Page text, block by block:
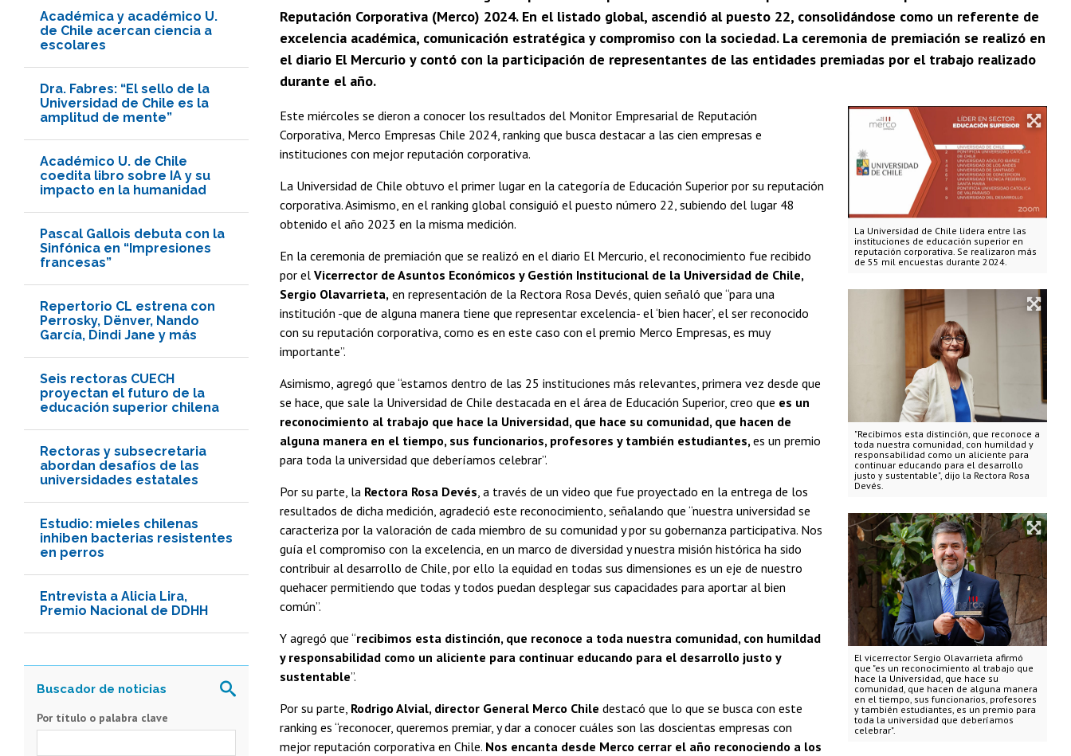
Académica y académico U.
de Chile acercan ciencia a
escolares
Dra. Fabres: “El sello de la
Universidad de Chile es la
amplitud de mente”
Académico U. de Chile
coedita libro sobre IA y su
impacto en la humanidad
Pascal Gallois debuta con la
Sinfónica en “Impresiones
francesas”
Repertorio CL estrena con
Perrosky, Dënver, Nando
García, Dindi Jane y más
Seis rectoras CUECH
proyectan el futuro de la
educación superior chilena
Rectoras y subsecretaria
abordan desafíos de las
universidades estatales
Estudio: mieles chilenas
inhiben bacterias resistentes
en perros
Entrevista a Alicia Lira,
Premio Nacional de DDHH
Reputación Corporativa (Merco) 2024. En el listado global, ascendió al puesto 22, consolidándose como un referente de
excelencia académica, comunicación estratégica y compromiso con la sociedad. La ceremonia de premiación se realizó en
el diario El Mercurio y contó con la participación de representantes de las entidades premiadas por el trabajo realizado
durante el año.
La Universidad de Chile lidera entre las
instituciones de educación superior en
reputación corporativa. Se realizaron más
de 55 mil encuestas durante 2024.
"Recibimos esta distinción, que reconoce a
toda nuestra comunidad, con humildad y
responsabilidad como un aliciente para
continuar educando para el desarrollo
justo y sustentable", dijo la Rectora Rosa
Devés.
El vicerrector Sergio Olavarrieta afirmó
que "es un reconocimiento al trabajo que
hace la Universidad, que hace su
comunidad, que hacen de alguna manera
en el tiempo, sus funcionarios, profesores
y también estudiantes, es un premio para
toda la universidad que deberíamos
celebrar".
Este miércoles se dieron a conocer los resultados del Monitor Empresarial de Reputación
Corporativa, Merco Empresas Chile 2024, ranking que busca destacar a las cien empresas e
instituciones con mejor reputación corporativa.
La Universidad de Chile obtuvo el primer lugar en la categoría de Educación Superior por su reputación
corporativa. Asimismo, en el ranking global consiguió el puesto número 22, subiendo del lugar 48
obtenido el año 2023 en la misma medición.
En la ceremonia de premiación que se realizó en el diario El Mercurio, el reconocimiento fue recibido
por el Vicerrector de Asuntos Económicos y Gestión Institucional de la Universidad de Chile,
Sergio Olavarrieta, en representación de la Rectora Rosa Devés, quien señaló que “para una
institución -que de alguna manera tiene que representar excelencia- el ‘bien hacer’, el ser reconocido
con su reputación corporativa, como es en este caso con el premio Merco Empresas, es muy
importante”.
Asimismo, agregó que “estamos dentro de las 25 instituciones más relevantes, primera vez desde que
se hace, que sale la Universidad de Chile destacada en el área de Educación Superior, creo que es un
reconocimiento al trabajo que hace la Universidad, que hace su comunidad, que hacen de
alguna manera en el tiempo, sus funcionarios, profesores y también estudiantes, es un premio
para toda la universidad que deberíamos celebrar”.
Por su parte, la Rectora Rosa Devés , a través de un video que fue proyectado en la entrega de los
resultados de dicha medición, agradeció este reconocimiento, señalando que “nuestra universidad se
caracteriza por la valoración de cada miembro de su comunidad y por su gobernanza participativa. Nos
guía el compromiso con la excelencia, en un marco de diversidad y nuestra misión histórica ha sido
contribuir al desarrollo de Chile, por ello la equidad en todas sus dimensiones es un eje de nuestro
quehacer permitiendo que todas y todos puedan desplegar sus capacidades para aportar al bien
común”.
Y agregó que “recibimos esta distinción, que reconoce a toda nuestra comunidad, con humildad
y responsabilidad como un aliciente para continuar educando para el desarrollo justo y
sustentable”.
Por su parte, Rodrigo Alvial, director General Merco Chile destacó que lo que se busca con este
ranking es “reconocer, queremos premiar, y dar a conocer cuáles son las doscientas empresas con
mejor reputación corporativa en Chile. Nos encanta desde Merco cerrar el año reconociendo a los
Por título o palabra clave